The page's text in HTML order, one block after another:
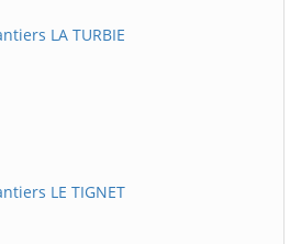
LA TURBIE
LE TIGNET